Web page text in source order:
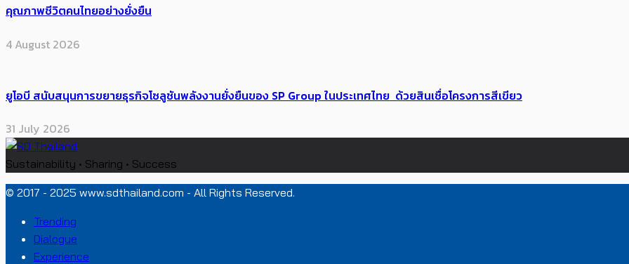
คุณภาพชีวิตคนไทยอย่างยั่งยืน
4 August 2026
ยูโอบี สนับสนุนการขยายธุรกิจโซลูชันพลังงานยั่งยืนของ SP Group ในประเทศไทย ด้วยสินเชื่อโครงการสีเขียว
31 July 2026
Sustainability • Sharing • Success
© 2017 - 2025 www.sdthailand.com - All Rights Reserved.
Trending
Dialogue
Experience